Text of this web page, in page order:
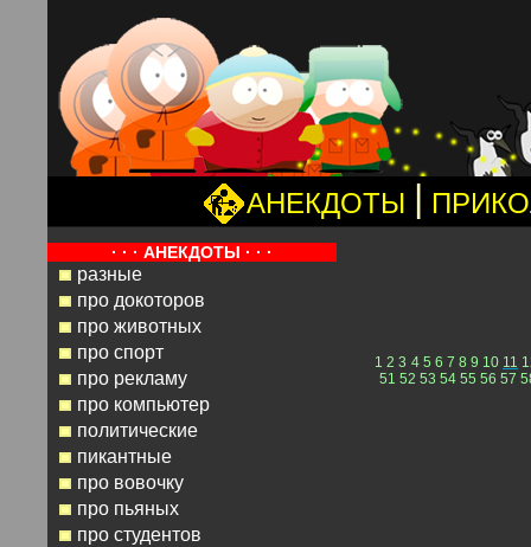
АНЕКДОТЫ |
· · · АНЕКДОТЫ · · ·
разные
про докоторов
про животных
про спорт
про рекламу
про компьютер
политические
пикантные
про вовочку
про пьяных
про студентов
1 2 3 4 5 6 7 8 9 10 11
51 52 53 54 55 56 57